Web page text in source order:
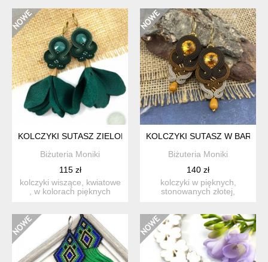
KOLCZYKI SUTASZ ZIELONE KWIATY, WISZĄCE.
Biżuteria Moniki
115 zł
kolczyki wiszące, kwiatowe
, w kolorach pięknych
KOLCZYKI SUTASZ W
Biżuteria Moniki
140 zł
kolczyki w pięknych,
stonowanych złotej,